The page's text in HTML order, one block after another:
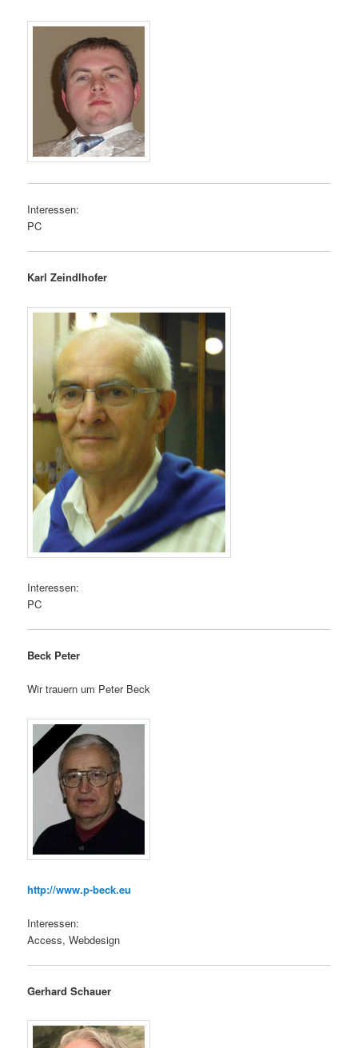
Interessen:
PC
Karl Zeindlhofer
Interessen:
PC
Beck Peter
Wir trauern um Peter Beck
http://www.p-beck.eu
Interessen:
Access, Webdesign
Gerhard Schauer